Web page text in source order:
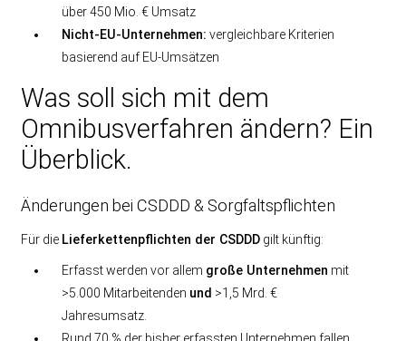
über 450 Mio. € Umsatz
Nicht-EU-Unternehmen: vergleichbare Kriterien
basierend auf EU-Umsätzen
Was soll sich mit dem
Omnibusverfahren ändern? Ein
Überblick.
Änderungen bei CSDDD & Sorgfaltspflichten
Für die Lieferkettenpflichten der CSDDD gilt künftig:
Erfasst werden vor allem große Unternehmen mit
>5.000 Mitarbeitenden und >1,5 Mrd. €
Jahresumsatz.